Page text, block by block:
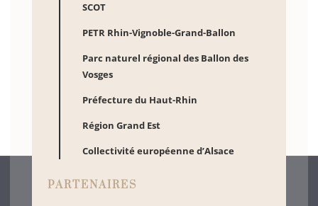
SCOT
PETR Rhin-Vignoble-Grand-Ballon
Parc naturel régional des Ballon des
Vosges
Préfecture du Haut-Rhin
Région Grand Est
Collectivité européenne d’Alsace
PARTENAIRES